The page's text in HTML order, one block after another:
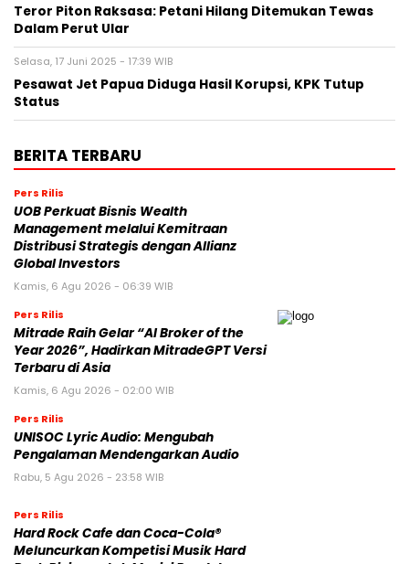
Teror Piton Raksasa: Petani Hilang Ditemukan Tewas
Dalam Perut Ular
Selasa, 17 Juni 2025 - 17:39 WIB
Pesawat Jet Papua Diduga Hasil Korupsi, KPK Tutup
Status
BERITA TERBARU
Pers Rilis
UOB Perkuat Bisnis Wealth
Management melalui Kemitraan
Distribusi Strategis dengan Allianz
Global Investors
Kamis, 6 Agu 2026 - 06:39 WIB
Pers Rilis
Mitrade Raih Gelar “AI Broker of the
Year 2026”, Hadirkan MitradeGPT Versi
Terbaru di Asia
Kamis, 6 Agu 2026 - 02:00 WIB
Pers Rilis
UNISOC Lyric Audio: Mengubah
Pengalaman Mendengarkan Audio
Rabu, 5 Agu 2026 - 23:58 WIB
Pers Rilis
Hard Rock Cafe dan Coca-Cola®
Meluncurkan Kompetisi Musik Hard